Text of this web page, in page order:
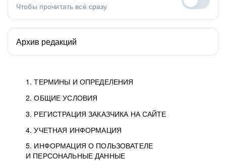
1. ТЕРМИНЫ И ОПРЕДЕЛЕНИЯ
2. ОБЩИЕ УСЛОВИЯ
3. РЕГИСТРАЦИЯ ЗАКАЗЧИКА НА САЙТЕ
4. УЧЕТНАЯ ИНФОРМАЦИЯ
5. ИНФОРМАЦИЯ О ПОЛЬЗОВАТЕЛЕ
И ПЕРСОНАЛЬНЫЕ ДАННЫЕ
Чтобы прочитать всё сразу
Архив редакций